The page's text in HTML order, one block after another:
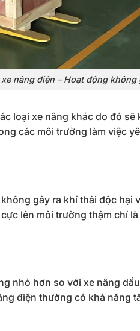
nâng điện – Hoạt động không
loại xe nâng khác do đó
các môi trường làm việc
gây ra khí thải độc
lên môi trường thậm chí
nhỏ hơn so với xe nâng
điện thường có khả năng